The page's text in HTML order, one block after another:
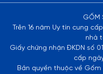
GỐM
Trên 16 năm Uy tín cung
nhà
Giấy chứng nhận ĐKDN số
cấp
Bản quyền thuộc về